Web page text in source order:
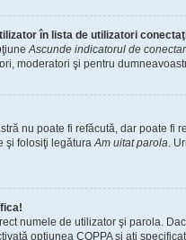
în lista de utilizatori
Ascunde indicatorul de
moderatori şi pentru
nu poate fi refăcută, dar poate fi
şi folosiţi legăturaAm uitat parola.
numele de utilizator şi parola.
opţiunea COPPA şi aţi